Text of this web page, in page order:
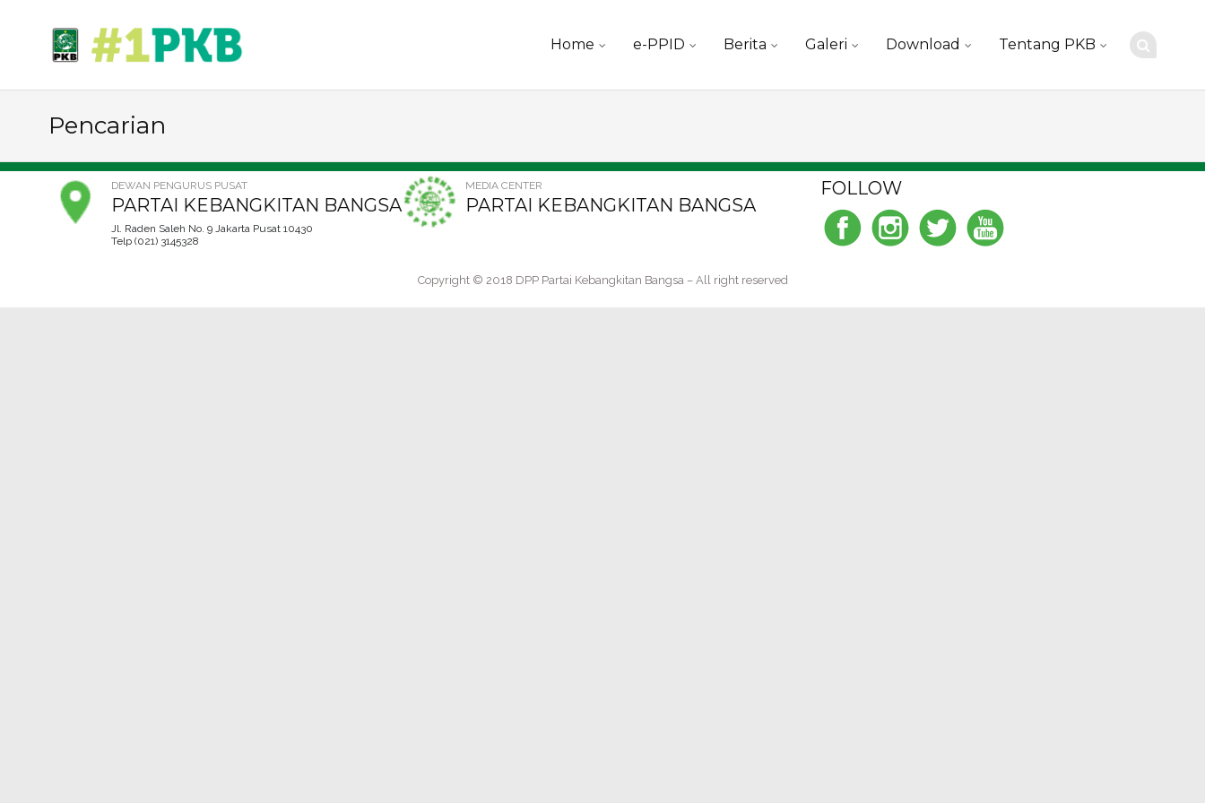
Home e-PPID Berita Galeri Download Tentang PKB
Skip
Pencarian
DEWAN PENGURUS PUSAT
PARTAI KEBANGKITAN BANGSA
Jl. Raden Saleh No. 9 Jakarta Pusat 10430
Telp (021) 3145328
MEDIA CENTER
PARTAI KEBANGKITAN BANGSA
FOLLOW
Copyright © 2018 DPP Partai Kebangkitan Bangsa – All right reserved